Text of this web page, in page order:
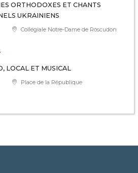
ORTHODOXES ET CHANTS
UKRAINIENS
Collégiale Notre-Dame de Roscudon
LOCAL ET MUSICAL
Place de la République